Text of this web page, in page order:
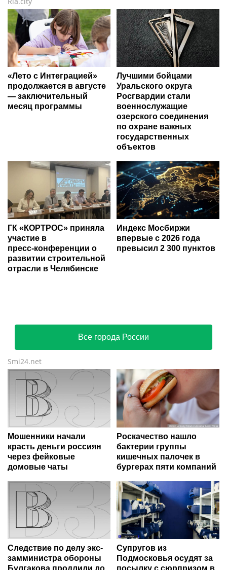
«Лето с Интеграцией»
продолжается в августе
— заключительный
месяц программы
Лучшими бойцами
Уральского округа
Росгвардии стали
военнослужащие
озерского соединения
по охране важных
государственных
объектов
ГК «КОРТРОС» приняла
участие в
пресс‑конференции о
развитии строительной
отрасли в Челябинске
Индекс Мосбиржи
впервые с 2026 года
превысил 2 300 пунктов
Все города России
Smi24.net
Мошенники начали
красть деньги россиян
через фейковые
домовые чаты
Роскачество нашло
бактерии группы
кишечных палочек в
бургерах пяти компаний
Следствие по делу экс-
замминистра обороны
Булгакова продлили до
Супругов из
Подмосковья осудят за
посылку с сюрпризом в